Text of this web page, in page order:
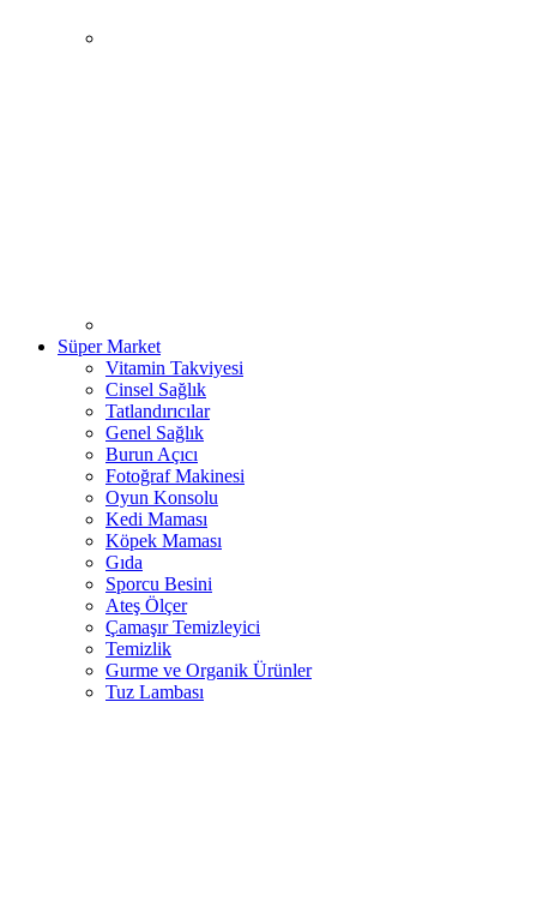
Süper Market
Vitamin Takviyesi
Cinsel Sağlık
Tatlandırıcılar
Genel Sağlık
Burun Açıcı
Fotoğraf Makinesi
Oyun Konsolu
Kedi Maması
Köpek Maması
Gıda
Sporcu Besini
Ateş Ölçer
Çamaşır Temizleyici
Temizlik
Gurme ve Organik Ürünler
Tuz Lambası